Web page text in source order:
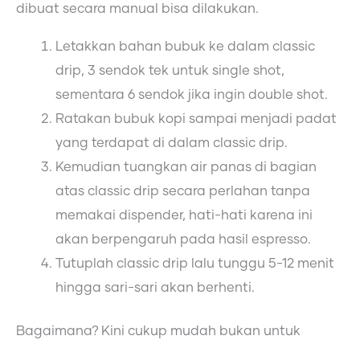
dibuat secara manual bisa dilakukan.
Letakkan bahan bubuk ke dalam classic
drip, 3 sendok tek untuk single shot,
sementara 6 sendok jika ingin double shot.
Ratakan bubuk kopi sampai menjadi padat
yang terdapat di dalam classic drip.
Kemudian tuangkan air panas di bagian
atas classic drip secara perlahan tanpa
memakai dispender, hati-hati karena ini
akan berpengaruh pada hasil espresso.
Tutuplah classic drip lalu tunggu 5-12 menit
hingga sari-sari akan berhenti.
Bagaimana? Kini cukup mudah bukan untuk